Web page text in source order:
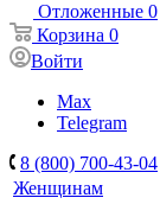
Отложенные 0
Корзина 0
Войти
Max
Telegram
8 (800) 700-43-04
Женщинам